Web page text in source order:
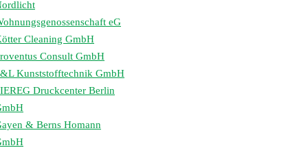
eG
Cleaning GmbH
Consult GmbH
Kunststofftechnik GmbH
Druckcenter Berlin
& Berns Homann